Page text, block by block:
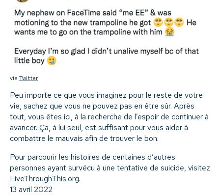
via Twitter
Peu importe ce que vous imaginez pour le reste de votre
vie, sachez que vous ne pouvez pas en être sûr. Après
tout, vous êtes ici, à la recherche de l’espoir de continuer à
avancer. Ça, à lui seul, est suffisant pour vous aider à
combattre le mauvais afin de trouver le bon.
Pour parcourir les histoires de centaines d’autres
personnes ayant survécu à une tentative de suicide, visitez
LiveThroughThis.org.
13 avril 2022